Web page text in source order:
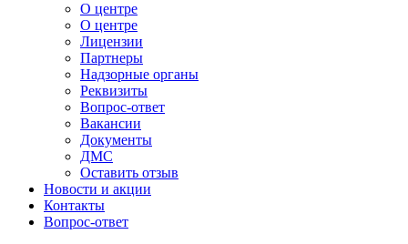
О центре
О центре
Лицензии
Партнеры
Надзорные органы
Реквизиты
Вопрос-ответ
Вакансии
Документы
ДМС
Оставить отзыв
Новости и акции
Контакты
Вопрос-ответ